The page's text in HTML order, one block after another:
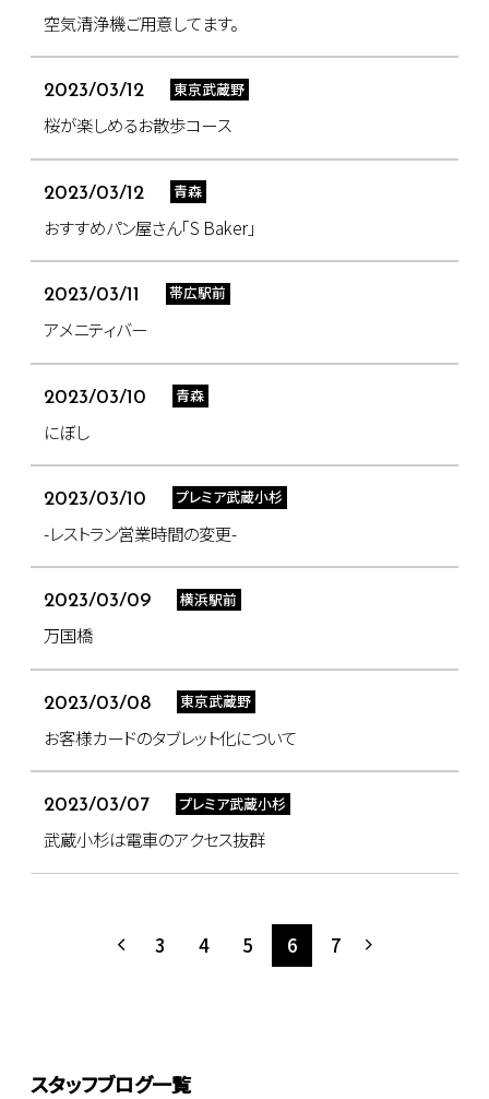
空気清浄機ご用意してます。
2023/03/12 東京武蔵野
桜が楽しめるお散歩コース
2023/03/12 青森
おすすめパン屋さん｢S Baker｣
2023/03/11 帯広駅前
アメニティバー
2023/03/10 青森
にぼし
2023/03/10 プレミア武蔵小杉
-レストラン営業時間の変更-
2023/03/09 横浜駅前
万国橋
2023/03/08 東京武蔵野
お客様カードのタブレット化について
2023/03/07 プレミア武蔵小杉
武蔵小杉は電車のアクセス抜群
3 4 5 6 7
スタッフブログ一覧